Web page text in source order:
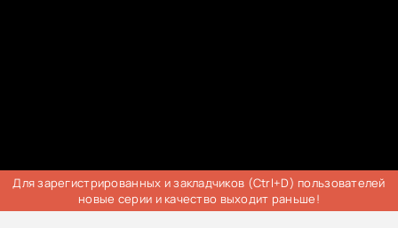
Для зарегистрированных и закладчиков (Ctrl+D) пользователей
новые серии и качество выходит раньше!